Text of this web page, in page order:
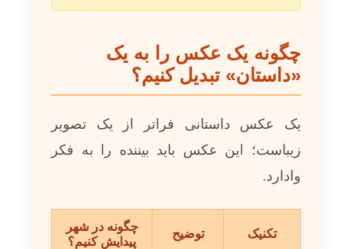
چگونه یک عکس را به یک
«داستان» تبدیل کنیم؟
یک عکس داستانی فراتر از یک تصویر
زیباست؛ این عکس باید بیننده را به فکر
وادارد.
تکنیک توضیح
چگونه در شهر
پیدایش کنیم؟